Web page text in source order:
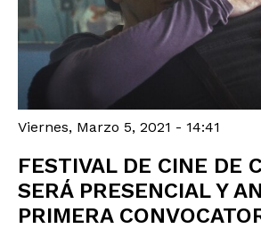
Viernes, Marzo 5, 2021 - 14:41
FESTIVAL DE CINE DE
SERÁ PRESENCIAL Y
PRIMERA